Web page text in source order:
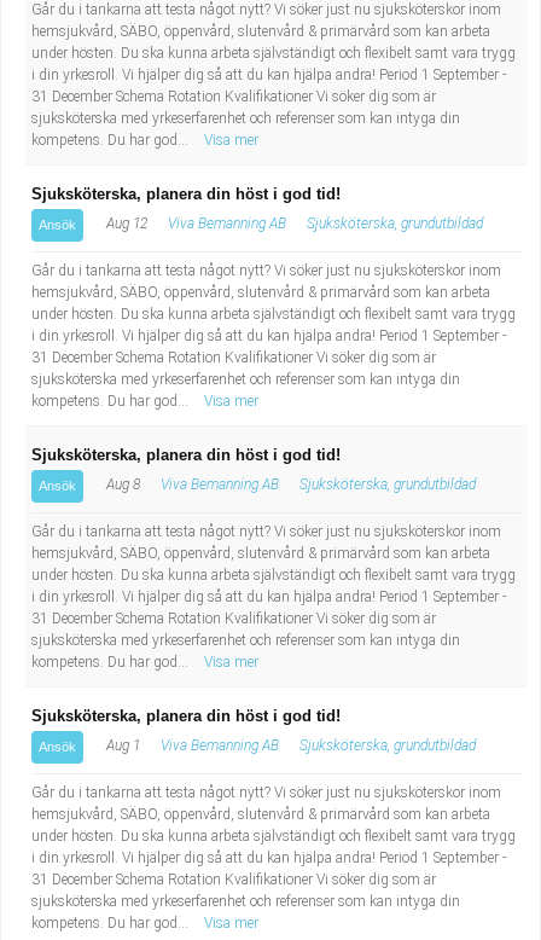
Går du i tankarna att testa något nytt? Vi söker just nu sjuksköterskor inom
hemsjukvård, SÄBO, öppenvård, slutenvård & primärvård som kan arbeta
under hösten. Du ska kunna arbeta självständigt och flexibelt samt vara trygg
i din yrkesroll. Vi hjälper dig så att du kan hjälpa andra! Period 1 September -
31 December Schema Rotation Kvalifikationer Vi söker dig som är
sjuksköterska med yrkeserfarenhet och referenser som kan intyga din
kompetens. Du har god...
Visa mer
Sjuksköterska, planera din höst i god tid!
Ansök Aug 12 Viva Bemanning AB Sjuksköterska, grundutbildad
Går du i tankarna att testa något nytt? Vi söker just nu sjuksköterskor inom
hemsjukvård, SÄBO, öppenvård, slutenvård & primärvård som kan arbeta
under hösten. Du ska kunna arbeta självständigt och flexibelt samt vara trygg
i din yrkesroll. Vi hjälper dig så att du kan hjälpa andra! Period 1 September -
31 December Schema Rotation Kvalifikationer Vi söker dig som är
sjuksköterska med yrkeserfarenhet och referenser som kan intyga din
kompetens. Du har god...
Visa mer
Sjuksköterska, planera din höst i god tid!
Ansök Aug 8 Viva Bemanning AB Sjuksköterska, grundutbildad
Går du i tankarna att testa något nytt? Vi söker just nu sjuksköterskor inom
hemsjukvård, SÄBO, öppenvård, slutenvård & primärvård som kan arbeta
under hösten. Du ska kunna arbeta självständigt och flexibelt samt vara trygg
i din yrkesroll. Vi hjälper dig så att du kan hjälpa andra! Period 1 September -
31 December Schema Rotation Kvalifikationer Vi söker dig som är
sjuksköterska med yrkeserfarenhet och referenser som kan intyga din
kompetens. Du har god...
Visa mer
Sjuksköterska, planera din höst i god tid!
Ansök Aug 1 Viva Bemanning AB Sjuksköterska, grundutbildad
Går du i tankarna att testa något nytt? Vi söker just nu sjuksköterskor inom
hemsjukvård, SÄBO, öppenvård, slutenvård & primärvård som kan arbeta
under hösten. Du ska kunna arbeta självständigt och flexibelt samt vara trygg
i din yrkesroll. Vi hjälper dig så att du kan hjälpa andra! Period 1 September -
31 December Schema Rotation Kvalifikationer Vi söker dig som är
sjuksköterska med yrkeserfarenhet och referenser som kan intyga din
kompetens. Du har god...
Visa mer